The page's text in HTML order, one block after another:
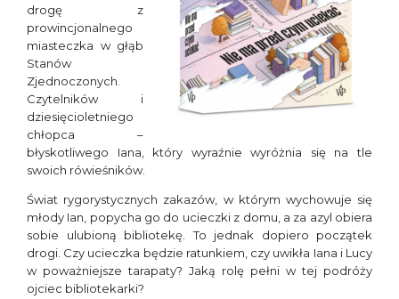
drogę z
prowincjonalnego
miasteczka w głąb
Stanów
Zjednoczonych.
Czytelników i
dziesięcioletniego
chłopca –
błyskotliwego Iana, który wyraźnie wyróżnia się na tle
swoich rówieśników.
Świat rygorystycznych zakazów, w którym wychowuje się
młody Ian, popycha go do ucieczki z domu, a za azyl obiera
sobie ulubioną bibliotekę. To jednak dopiero początek
drogi. Czy ucieczka będzie ratunkiem, czy uwikła Iana i Lucy
w poważniejsze tarapaty? Jaką rolę pełni w tej podróży
ojciec bibliotekarki?